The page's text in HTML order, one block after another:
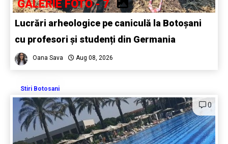
GALERIE FOTO - 7
Lucrări arheologice pe caniculă la Botoșani
cu profesori și studenți din Germania
Oana Sava Aug 08, 2026
Stiri Botosani
0